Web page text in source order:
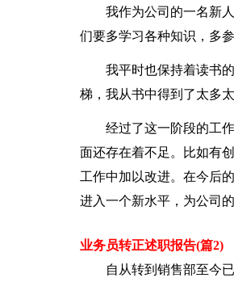
我作为公司的一名新人
们要多学习各种知识，多
我平时也保持着读书的
梯，我从书中得到了太多
经过了这一阶段的工作
面还存在着不足。比如有
工作中加以改进。在今后
进入一个新水平，为公司
业务员转正述职报告(篇2)
自从转到销售部至今已